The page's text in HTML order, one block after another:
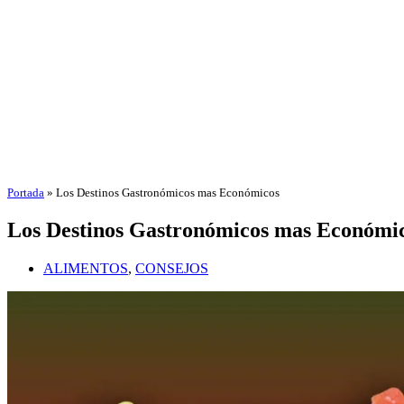
Portada » Los Destinos Gastronómicos mas Económicos
Los Destinos Gastronómicos mas
ALIMENTOS, CONSEJOS